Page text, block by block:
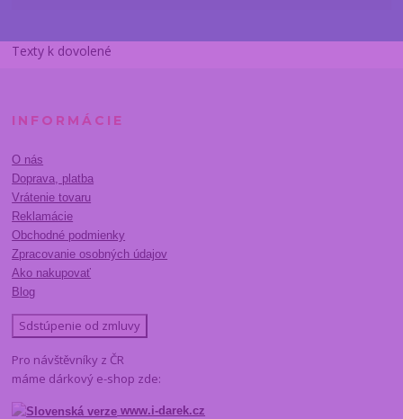
Texty k dovolené
INFORMÁCIE
O nás
Doprava, platba
Vrátenie tovaru
Reklamácie
Obchodné podmienky
Zpracovanie osobných údajov
Ako nakupovať
Blog
Sdstúpenie od zmluvy
Pro návštěvníky z ČR
máme dárkový e-shop zde:
www.i-darek.cz